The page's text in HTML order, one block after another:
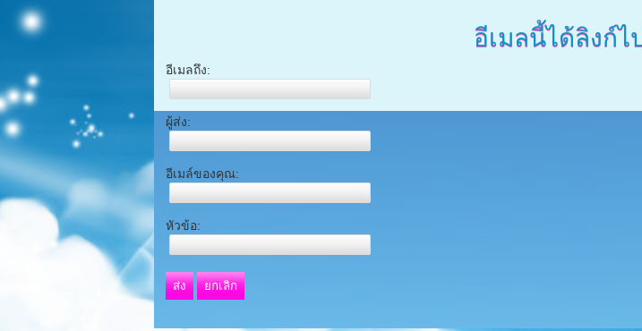
อีเมลนี้ได้ลิงก์ไ
อีเมลถึง:
ผู้ส่ง:
อีเมล์ของคุณ:
หัวข้อ:
ส่ง ยกเลิก